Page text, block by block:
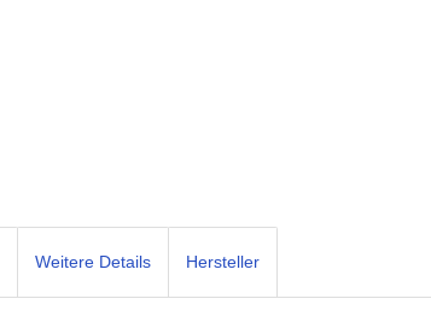
Weitere Details Hersteller